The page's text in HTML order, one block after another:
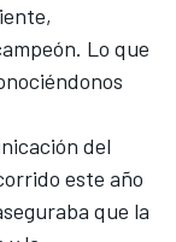
Lo que
del
este año
que la